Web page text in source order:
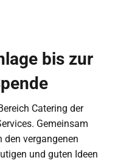
bis zur
Catering der
Gemeinsam
den vergangenen
und guten Ideen